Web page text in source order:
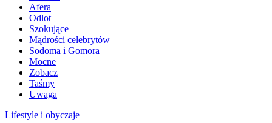
Afera
Odlot
Szokujące
Mądrości celebrytów
Sodoma i Gomora
Mocne
Zobacz
Taśmy
Uwaga
Lifestyle i obyczaje